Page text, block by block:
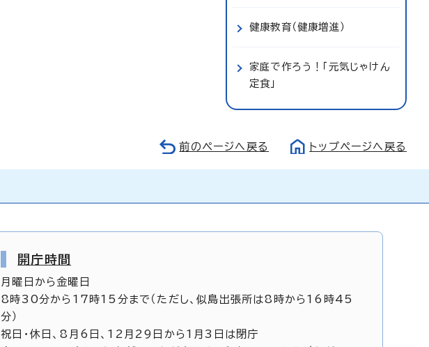
健康教育（健康増進）
家庭で作ろう！「元気じゃけん
定食」
前のページへ戻る トップページへ戻る
開庁時間
月曜日から金曜日
8時30分から17時15分まで（ただし、似島出張所は8時から16時45
分）
祝日・休日、8月6日、12月29日から1月3日は閉庁